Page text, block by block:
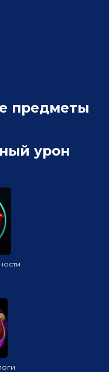
предметы
урон